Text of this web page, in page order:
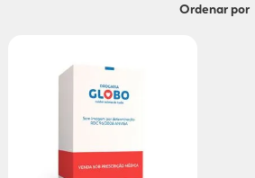
Ordenar por